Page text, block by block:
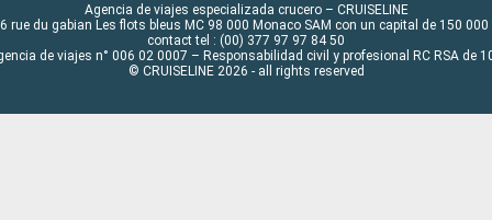
Agencia de viajes especializada crucero – CRUISELINE
rue du gabian Les flots bleus MC 98 000 Monaco SAM con un capital de 150 000
contact tel : (00) 377 97 97 84 50
de viajes n° 006 02 0007 – Responsabilidad civil y profesional RC RSA de
© CRUISELINE 2026 - all rights reserved